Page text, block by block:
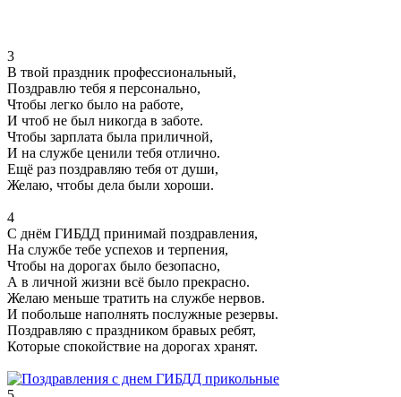
3
В твой праздник профессиональный,
Поздравлю тебя я персонально,
Чтобы легко было на работе,
И чтоб не был никогда в заботе.
Чтобы зарплата была приличной,
И на службе ценили тебя отлично.
Ещё раз поздравляю тебя от души,
Желаю, чтобы дела были хороши.
4
С днём ГИБДД принимай поздравления,
На службе тебе успехов и терпения,
Чтобы на дорогах было безопасно,
А в личной жизни всё было прекрасно.
Желаю меньше тратить на службе нервов.
И побольше наполнять послужные резервы.
Поздравляю с праздником бравых ребят,
Которые спокойствие на дорогах хранят.